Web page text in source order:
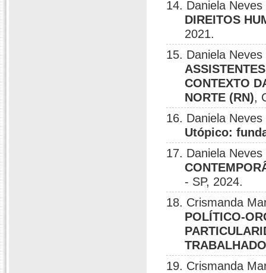
14. Daniela
DIREITOS
2021.
15. Daniela
CONTEXTO
NORTE (RN),
16. Daniela
Utópico:
17. Daniela
- SP, 2024.
18. Crismanda
POLÍTICO-
19. Crismanda